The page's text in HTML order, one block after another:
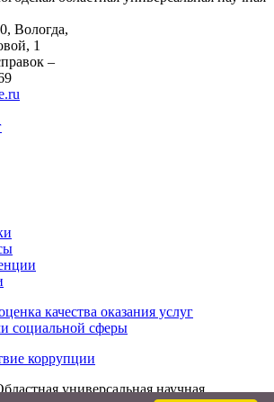
Вологда,
1
–
качества оказания услуг
социальной сферы
коррупции
универсальная научная